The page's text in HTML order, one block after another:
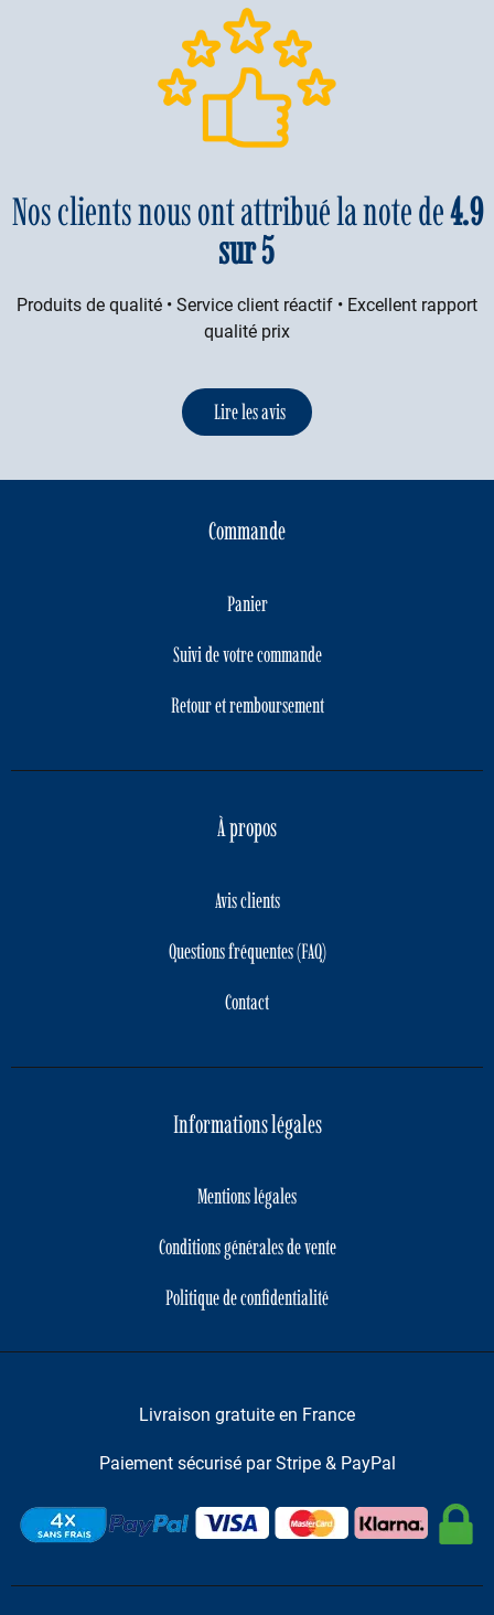
Nos clients nous ont attribué la note de4.9
sur 5
Produits de qualité • Service client réactif • Excellent rapport
qualité prix
Lire les avis
Commande
Panier
Suivi de votre commande
Retour et remboursement
À propos
Avis clients
Questions fréquentes (FAQ)
Contact
Informations légales
Mentions légales
Conditions générales de vente
Politique de confidentialité
Livraison gratuite en France
Paiement sécurisé par Stripe & PayPal